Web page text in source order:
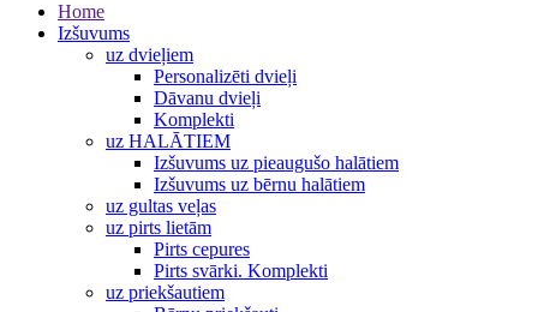
Home
Izšuvums
uz dvieļiem
Personalizēti dvieļi
Dāvanu dvieļi
Komplekti
uz HALĀTIEM
Izšuvums uz pieaugušo halātiem
Izšuvums uz bērnu halātiem
uz gultas veļas
uz pirts lietām
Pirts cepures
Pirts svārki. Komplekti
uz priekšautiem